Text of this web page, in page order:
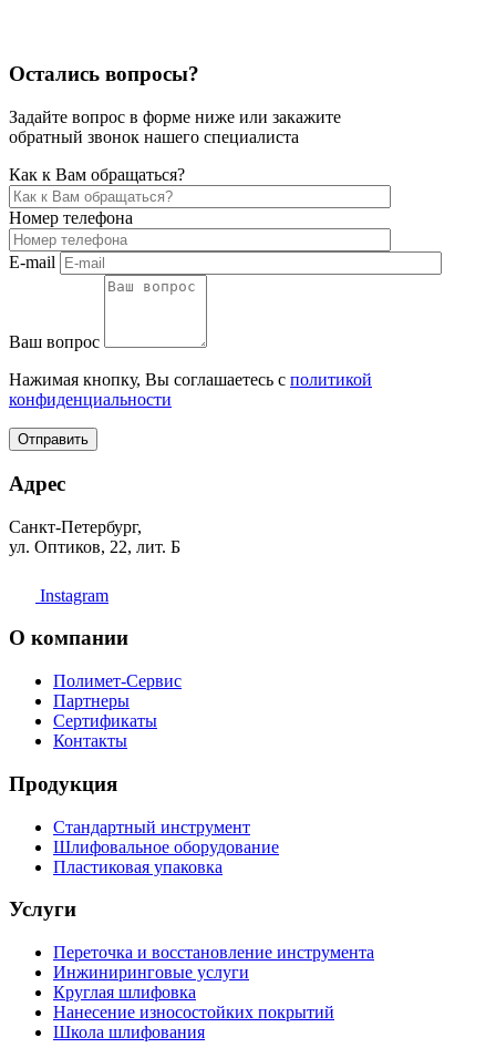
Остались вопросы?
Задайте вопрос в форме ниже или закажите
обратный звонок нашего специалиста
Как к Вам обращаться?
Номер телефона
E-mail
Ваш вопрос
Нажимая кнопку, Вы соглашаетесь с политикой
конфиденциальности
Отправить
Адрес
Санкт-Петербург,
ул. Оптиков, 22, лит. Б
Instagram
О компании
Полимет-Сервис
Партнеры
Сертификаты
Контакты
Продукция
Стандартный инструмент
Шлифовальное оборудование
Пластиковая упаковка
Услуги
Переточка и восстановление инструмента
Инжиниринговые услуги
Круглая шлифовка
Нанесение износостойких покрытий
Школа шлифования